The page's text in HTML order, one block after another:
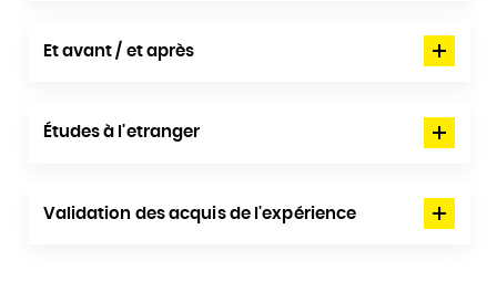
Et avant / et après
Études à l'etranger
Validation des acquis de l'expérience